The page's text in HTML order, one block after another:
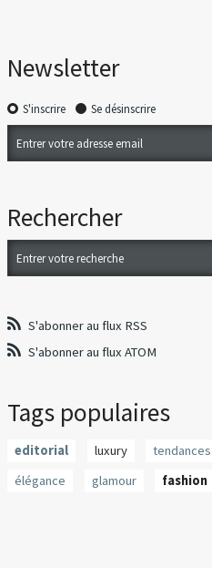
Newsletter
S'inscrire Se désinscrire
Rechercher
S'abonner au flux RSS
S'abonner au flux ATOM
Tags populaires
editorial luxury tendances
élégance
glamour fashion